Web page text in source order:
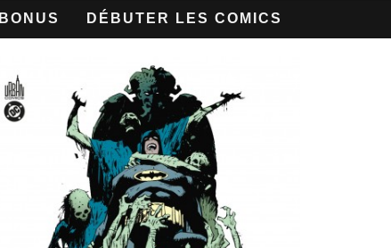
BONUS DÉBUTER LES COMICS